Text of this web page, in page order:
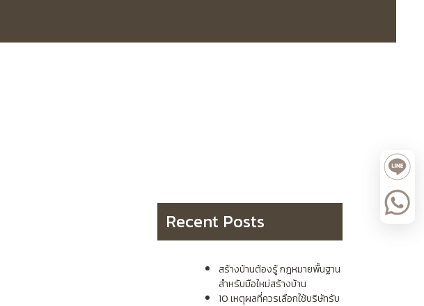
Recent Posts
สร้างบ้านต้องรู้ กฎหมายพื้นฐาน
สำหรับมือใหม่สร้างบ้าน
10 เหตุผลที่ควรเลือกใช้บริษัทรับ